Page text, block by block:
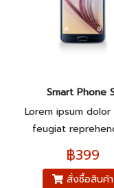
Smart Phone
Lorem ipsum
feugiat
pariatur.
฿399
สั่งซื้อสินค้า